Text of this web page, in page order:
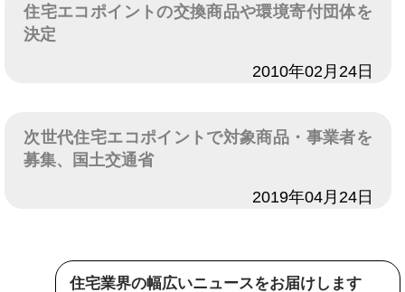
住宅エコポイントの交換商品や環境寄付団体を
決定
2010年02月24日
次世代住宅エコポイントで対象商品・事業者を
募集、国土交通省
2019年04月24日
住宅業界の幅広いニュースをお届けします